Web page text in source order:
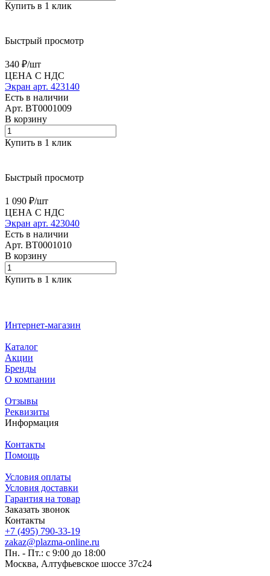
Купить в 1 клик
Быстрый просмотр
340 ₽/шт
ЦЕНА С НДС
Экран арт. 423140
Есть в наличии
Арт. BT0001009
В корзину
Купить в 1 клик
Быстрый просмотр
1 090 ₽/шт
ЦЕНА С НДС
Экран арт. 423040
Есть в наличии
Арт. BT0001010
В корзину
Купить в 1 клик
Интернет-магазин
Каталог
Акции
Бренды
О компании
Отзывы
Реквизиты
Информация
Контакты
Помощь
Условия оплаты
Условия доставки
Гарантия на товар
Заказать звонок
Контакты
+7 (495) 790-33-19
zakaz@plazma-online.ru
Пн. - Пт.: с 9:00 до 18:00
Москва, Алтуфьевское шоссе 37с24